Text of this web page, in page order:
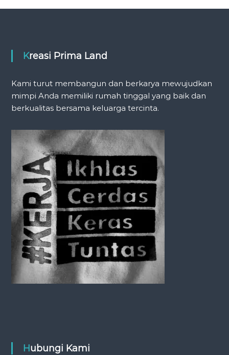
Kreasi Prima Land
Kami turut membangun dan berkarya mewujudkan
mimpi Anda memiliki rumah tinggal yang baik dan
berkualitas bersama keluarga tercinta.
Hubungi Kami